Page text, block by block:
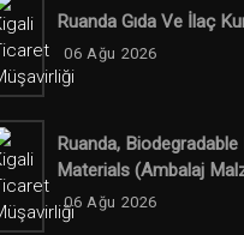
Ruanda Gıda Ve İlaç
06 Ağu 2026
Ruanda,
Materials (ambalaj
06 Ağu 2026